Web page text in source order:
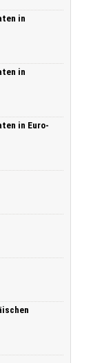
in
in
in Euro-